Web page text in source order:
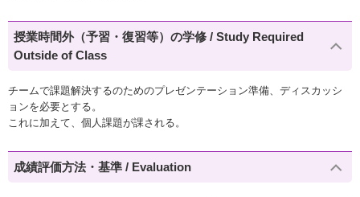
授業時間外（予習・復習等）の学修 / Study Required
Outside of Class
チームで課題解決するのためのプレゼンテーション準備、ディスカッシ
ョンを必要とする。
これに加えて、個人課題が課される。
成績評価方法・基準 / Evaluation